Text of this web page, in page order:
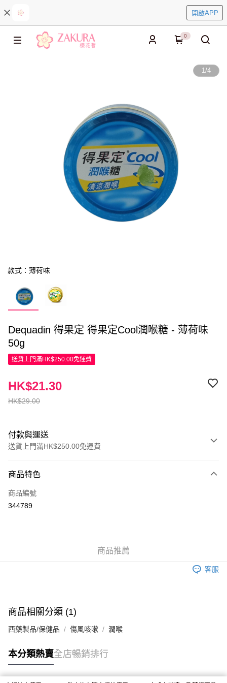
開啟APP
0
1/4
款式：薄荷味
Dequadin 得果定 得果定Cool潤喉糖 - 薄荷味
50g
送貨上門滿HK$250.00免運費
HK$29.00
HK$21.30
付款與運送
送貨上門滿HK$250.00免運費
信用卡
Apple Pay
付款後門市自取，訂單確認後2-4個工作天到店，7天內取。逾期後
商品特色
商品編號
344789
商品推薦
客服
商品相關分類 (1)
西藥製品/保健品 傷風咳嗽 潤喉
本分類熱賣全店暢銷排行